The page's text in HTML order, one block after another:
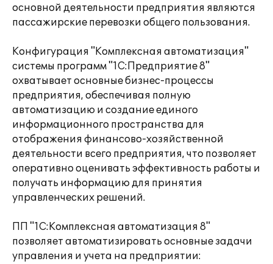
основной деятельности предприятия являются
пассажирские перевозки общего пользования.
Конфигурация "Комплексная автоматизация"
системы программ "1С:Предприятие 8"
охватывает основные бизнес-процессы
предприятия, обеспечивая полную
автоматизацию и создание единого
информационного пространства для
отображения финансово-хозяйственной
деятельности всего предприятия, что позволяет
оперативно оценивать эффективность работы и
получать информацию для принятия
управленческих решений.
ПП "1С:Комплексная автоматизация 8"
позволяет автоматизировать основные задачи
управления и учета на предприятии: